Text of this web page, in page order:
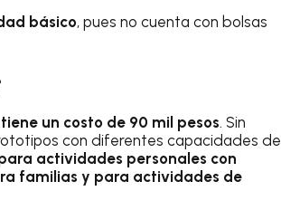
básico, pues no cuenta con bolsas
un costo de 90 mil pesos. Sin
con diferentes capacidades de
actividades personales con
familias y para actividades de